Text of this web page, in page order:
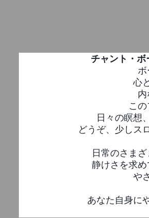
チャント・
ボ
心
こ
日々の瞑想
どうぞ、少しス
日常のさま
静けさを求め
や
あなた自身に